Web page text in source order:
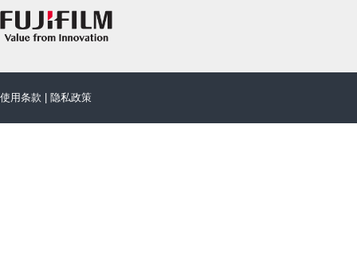
使用条款 隐私政策